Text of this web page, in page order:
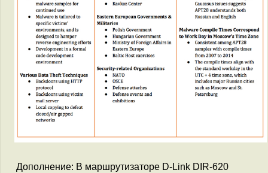
Дополнение: В маршрутизаторе D-Link DIR-620